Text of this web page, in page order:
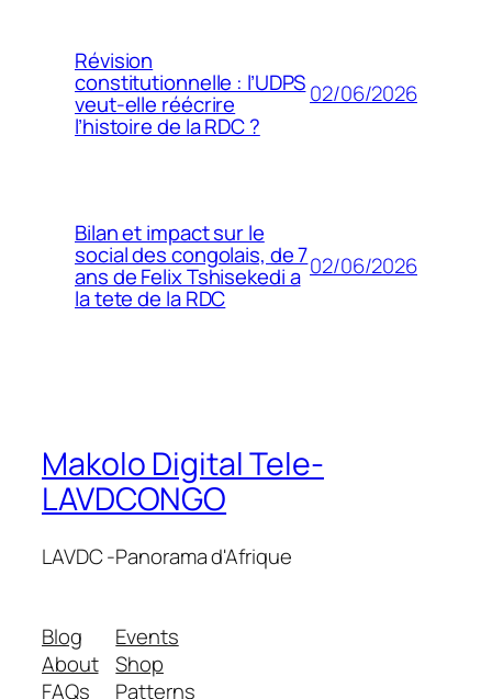
Révision
constitutionnelle : l’UDPS
veut-elle réécrire
l’histoire de la RDC ?
02/06/2026
Bilan et impact sur le
social des congolais, de 7
ans de Felix Tshisekedi a
la tete de la RDC
02/06/2026
Makolo Digital Tele-
LAVDCONGO
LAVDC -Panorama d'Afrique
Blog
About
FAQs
Events
Shop
Patterns